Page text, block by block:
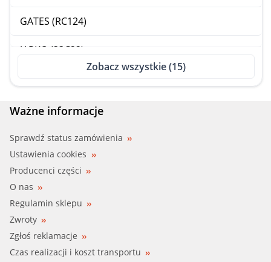
GATES (RC124)
JAPKO (33C22)
MAZDA (KL61-15-205)
MAZDA (N323-15-205)
NIPPARTS (J1545002)
NISSA (21430-06P00)
NISSA (214301P108)
Zobacz wszystkie (15)
Ważne informacje
Sprawdź status zamówienia
Ustawienia cookies
Producenci części
O nas
Regulamin sklepu
Zwroty
Zgłoś reklamacje
Czas realizacji i koszt transportu